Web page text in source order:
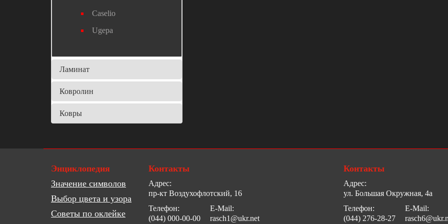
Caselio
Ugepa
Ламинат
Ковролин
Ковры
Энциклопедия
Значение символов
Выбор цвета и узора
Советы по оклейке
Контакты
Адрес:
пр-кт Воздухофлотский, 16
Телефон:
(044) 000-00-00
E-Mail:
rasch1@ukr.net
Контакты
Адрес:
ул. Большая Окружная, 4а
Телефон:
(044) 276-28-27
E-Mail: